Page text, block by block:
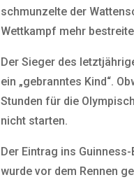
schmunzelte der
Wettkampf mehr
Der Sieger des
ein „gebranntes Kind“.
Stunden für die
nicht starten.
Der Eintrag ins
wurde vor dem Rennen